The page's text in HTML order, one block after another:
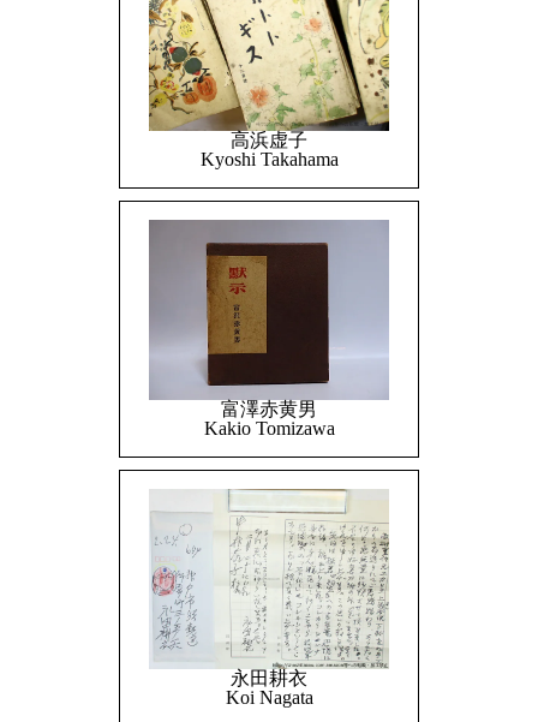
高浜虚子
Kyoshi Takahama
富澤赤黄男
Kakio Tomizawa
永田耕衣
Koi Nagata